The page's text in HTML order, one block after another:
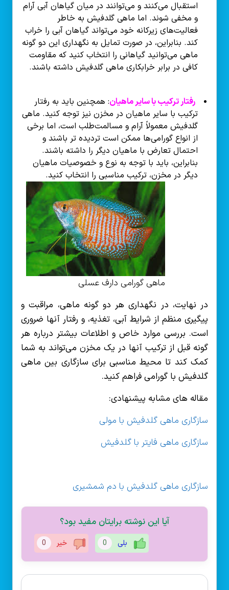
استقبال می‌کنند و می‌توانند در میان گیاهان آبی آرام
و مخفی شوند. اما ماهی گلدفیش به خاطر
فعالیت‌های زیرکانه خود می‌تواند گیاهان آبی را خراب
کند. بنابراین، در صورت تمایل به نگهداری این دو گونه
ماهی می‌توانید گیاهانی را انتخاب کنید که مقاومت
کافی در برابر خرابکاری ماهی گلدفیش داشته باشند.
رفتار ترکیب با سایر ماهیان: همچنین باید به رفتار
ترکیب با سایر ماهیان در مخزن نیز توجه کنید. ماهی
گلدفیش معمولاً آرام و مسالمت‌طلب است، اما برخی
از انواع گورامی‌ها ممکن است تردیده تر باشند و
احتمال تعارض با ماهیان دیگر را داشته باشند.
بنابراین، باید با توجه به نوع و خصوصیات ماهیان
دیگر در مخزن، ترکیب مناسبی را انتخاب کنید.
ماهی گورامی دارف عسلی
در نهایت، در نگهداری هر دو گونه ماهی، مراقبت و
پیگیری منظم از شرایط آبی، تغذیه، و رفتار آنها ضروری
است. بررسی موارد خاص و اطلاعات بیشتر درباره هر
گونه قبل از ترکیب آنها در یک مخزن می‌تواند به شما
کمک کند تا محیط مناسبی برای سازگاری بین ماهی
گلدفیش با گورامی فراهم کنید.
مقاله های مشابه پیشنهادی:
سازگاری ماهی گلدفیش با مولی
سازگاری ماهی فایتر با گلدفیش
سازگاری ماهی گلدفیش با دم شمشیری
آیا این نوشته برایتان مفید بود؟
بلی 0 خیر 0